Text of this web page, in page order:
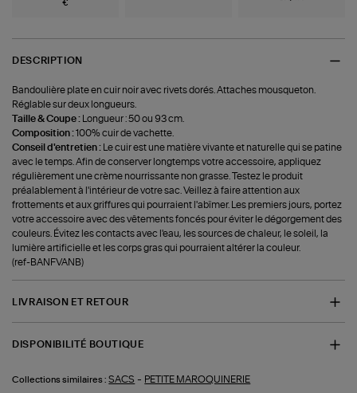
€
DESCRIPTION
Bandoulière plate en cuir noir avec rivets dorés. Attaches mousqueton.
Réglable sur deux longueurs.
Taille & Coupe :
Longueur : 50 ou 93 cm.
Composition :100% cuir de vachette.
Conseil d'entretien :
Le cuir est une matière vivante et naturelle qui se patine
avec le temps. Afin de conserver longtemps votre accessoire, appliquez
régulièrement une crème nourrissante non grasse. Testez le produit
préalablement à l'intérieur de votre sac. Veillez à faire attention aux
frottements et aux griffures qui pourraient l'abîmer. Les premiers jours, portez
votre accessoire avec des vêtements foncés pour éviter le dégorgement des
couleurs. Évitez les contacts avec l'eau, les sources de chaleur, le soleil, la
lumière artificielle et les corps gras qui pourraient altérer la couleur.
(ref-BANFVANB)
LIVRAISON ET RETOUR
DISPONIBILITÉ BOUTIQUE
Collections similaires : SACS - PETITE MAROQUINERIE